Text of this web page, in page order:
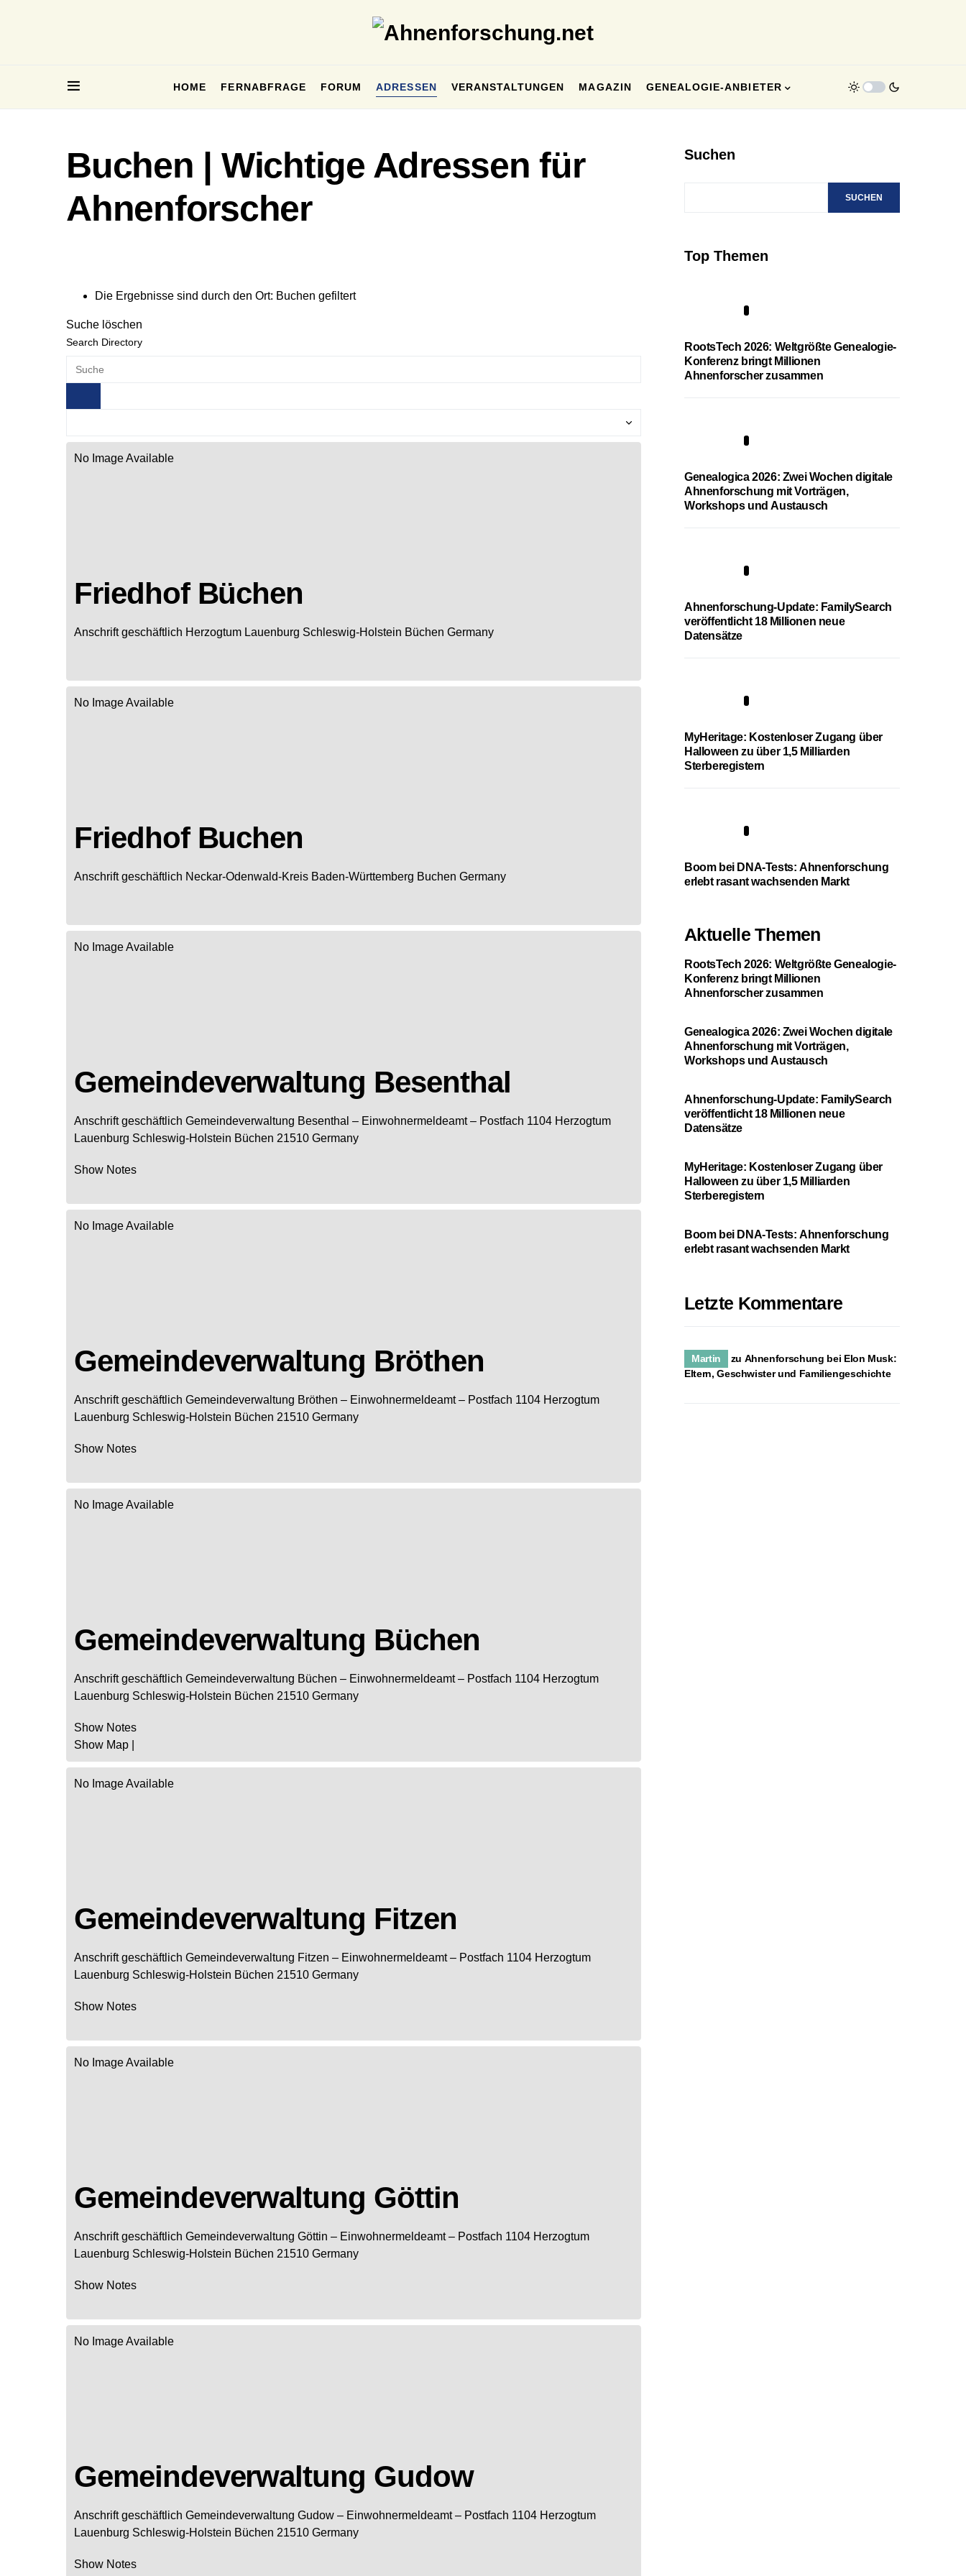
HOME FERNABFRAGE FORUM ADRESSEN VERANSTALTUNGEN MAGAZIN GENEALOGIE-ANBIETER
Buchen | Wichtige Adressen für
Ahnenforscher
Die Ergebnisse sind durch den Ort: Buchen gefiltert
Suche löschen
Search Directory
No Image Available
Friedhof Büchen
Anschrift geschäftlich Herzogtum Lauenburg Schleswig-Holstein Büchen Germany
No Image Available
Friedhof Buchen
Anschrift geschäftlich Neckar-Odenwald-Kreis Baden-Württemberg Buchen Germany
No Image Available
Gemeindeverwaltung Besenthal
Anschrift geschäftlich Gemeindeverwaltung Besenthal – Einwohnermeldeamt – Postfach 1104 Herzogtum
Lauenburg Schleswig-Holstein Büchen 21510 Germany
Show Notes
No Image Available
Gemeindeverwaltung Bröthen
Anschrift geschäftlich Gemeindeverwaltung Bröthen – Einwohnermeldeamt – Postfach 1104 Herzogtum
Lauenburg Schleswig-Holstein Büchen 21510 Germany
Show Notes
No Image Available
Gemeindeverwaltung Büchen
Anschrift geschäftlich Gemeindeverwaltung Büchen – Einwohnermeldeamt – Postfach 1104 Herzogtum
Lauenburg Schleswig-Holstein Büchen 21510 Germany
Show Notes
Show Map
No Image Available
Gemeindeverwaltung Fitzen
Anschrift geschäftlich Gemeindeverwaltung Fitzen – Einwohnermeldeamt – Postfach 1104 Herzogtum
Lauenburg Schleswig-Holstein Büchen 21510 Germany
Show Notes
No Image Available
Gemeindeverwaltung Göttin
Anschrift geschäftlich Gemeindeverwaltung Göttin – Einwohnermeldeamt – Postfach 1104 Herzogtum
Lauenburg Schleswig-Holstein Büchen 21510 Germany
Show Notes
No Image Available
Gemeindeverwaltung Gudow
Anschrift geschäftlich Gemeindeverwaltung Gudow – Einwohnermeldeamt – Postfach 1104 Herzogtum
Lauenburg Schleswig-Holstein Büchen 21510 Germany
Show Notes
Suchen
SUCHEN
Top Themen
RootsTech 2026: Weltgrößte Genealogie-
Konferenz bringt Millionen
Ahnenforscher zusammen
Genealogica 2026: Zwei Wochen digitale
Ahnenforschung mit Vorträgen,
Workshops und Austausch
Ahnenforschung-Update: FamilySearch
veröffentlicht 18 Millionen neue
Datensätze
MyHeritage: Kostenloser Zugang über
Halloween zu über 1,5 Milliarden
Sterberegistern
Boom bei DNA-Tests: Ahnenforschung
erlebt rasant wachsenden Markt
Aktuelle Themen
RootsTech 2026: Weltgrößte Genealogie-
Konferenz bringt Millionen
Ahnenforscher zusammen
Genealogica 2026: Zwei Wochen digitale
Ahnenforschung mit Vorträgen,
Workshops und Austausch
Ahnenforschung-Update: FamilySearch
veröffentlicht 18 Millionen neue
Datensätze
MyHeritage: Kostenloser Zugang über
Halloween zu über 1,5 Milliarden
Sterberegistern
Boom bei DNA-Tests: Ahnenforschung
erlebt rasant wachsenden Markt
Letzte Kommentare
Martin zu Ahnenforschung bei Elon Musk:
Eltern, Geschwister und Familiengeschichte